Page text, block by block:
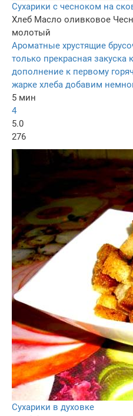
Сухарики с чесноком на
Хлеб Масло оливковое
молотый
Ароматные хрустящие
только прекрасная закуска
дополнение к первому
жарке хлеба добавим
5 мин
4
5.0
276
Сухарики в духовке